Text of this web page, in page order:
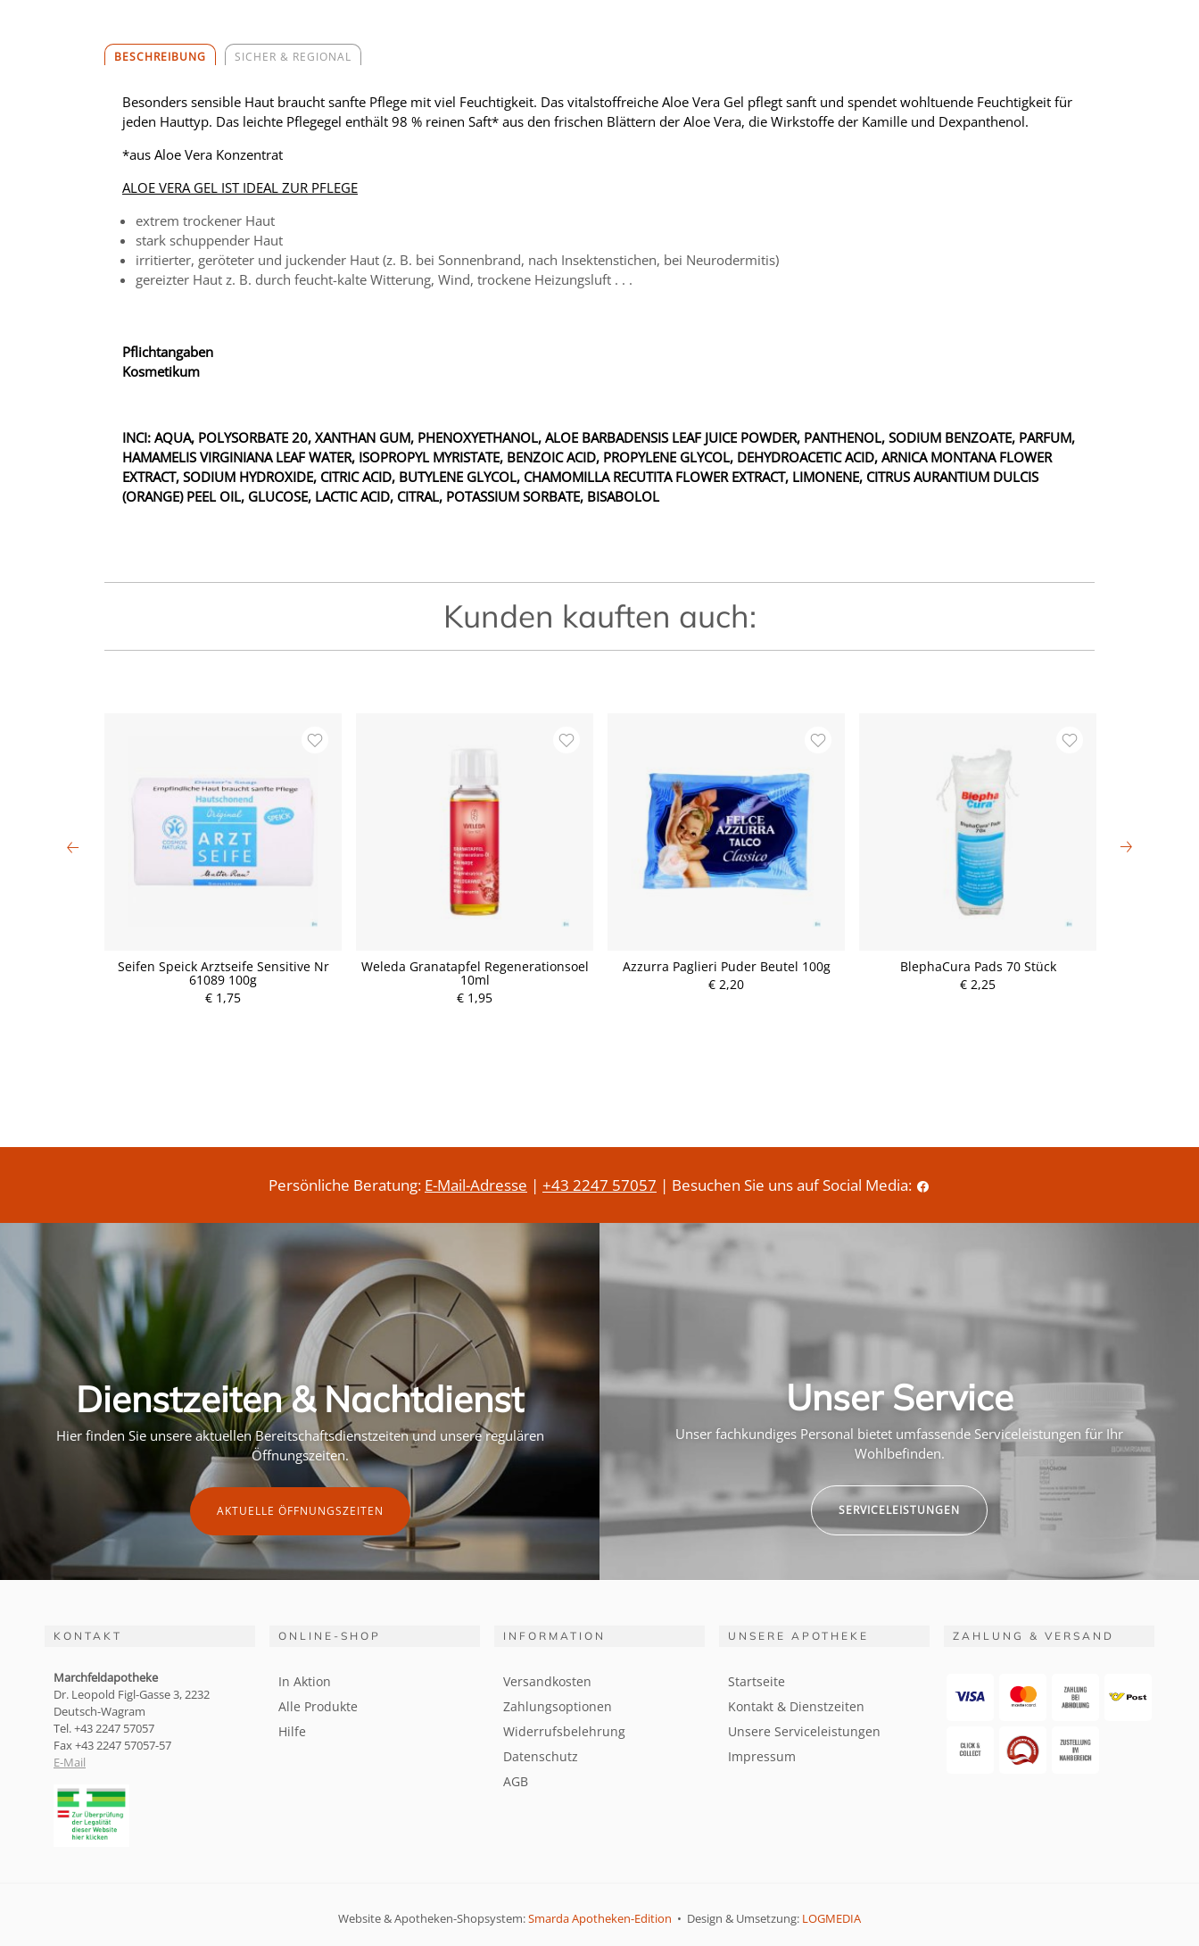
BESCHREIBUNG SICHER & REGIONAL
Besonders sensible Haut braucht sanfte Pflege mit viel Feuchtigkeit. Das vitalstoffreiche Aloe Vera Gel pflegt sanft und spendet wohltuende Feuchtigkeit für
jeden Hauttyp. Das leichte Pflegegel enthält 98 % reinen Saft* aus den frischen Blättern der Aloe Vera, die Wirkstoffe der Kamille und Dexpanthenol.
*aus Aloe Vera Konzentrat
ALOE VERA GEL IST IDEAL ZUR PFLEGE
extrem trockener Haut
stark schuppender Haut
irritierter, geröteter und juckender Haut (z. B. bei Sonnenbrand, nach Insektenstichen, bei Neurodermitis)
gereizter Haut z. B. durch feucht-kalte Witterung, Wind, trockene Heizungsluft . . .
Pflichtangaben
Kosmetikum
INCI: AQUA, POLYSORBATE 20, XANTHAN GUM, PHENOXYETHANOL, ALOE BARBADENSIS LEAF JUICE POWDER, PANTHENOL, SODIUM BENZOATE, PARFUM,
HAMAMELIS VIRGINIANA LEAF WATER, ISOPROPYL MYRISTATE, BENZOIC ACID, PROPYLENE GLYCOL, DEHYDROACETIC ACID, ARNICA MONTANA FLOWER
EXTRACT, SODIUM HYDROXIDE, CITRIC ACID, BUTYLENE GLYCOL, CHAMOMILLA RECUTITA FLOWER EXTRACT, LIMONENE, CITRUS AURANTIUM DULCIS
(ORANGE) PEEL OIL, GLUCOSE, LACTIC ACID, CITRAL, POTASSIUM SORBATE, BISABOLOL
Kunden kauften auch:
Seifen Speick Arztseife Sensitive Nr
61089 100g
€ 1,75
Weleda Granatapfel Regenerationsoel
10ml
€ 1,95
Azzurra Paglieri Puder Beutel 100g
€ 2,20
BlephaCura Pads 70 Stück
€ 2,25
P
r P
P P
Persönliche Beratung: E-Mail-Adresse | +43 2247 57057 | Besuchen Sie uns auf Social Media:
Dienstzeiten & Nachtdienst
Hier finden Sie unsere aktuellen Bereitschaftsdienstzeiten und unsere regulären
Öffnungszeiten.
AKTUELLE ÖFFNUNGSZEITEN
Unser Service
Unser fachkundiges Personal bietet umfassende Serviceleistungen für Ihr
Wohlbefinden.
SERVICELEISTUNGEN
KONTAKT
Marchfeldapotheke
Dr. Leopold Figl-Gasse 3, 2232
Deutsch-Wagram
Tel. +43 2247 57057
Fax +43 2247 57057-57
E-Mail
ONLINE-SHOP
In Aktion
Alle Produkte
Hilfe
INFORMATION
Versandkosten
Zahlungsoptionen
Widerrufsbelehrung
Datenschutz
AGB
UNSERE APOTHEKE
Startseite
Kontakt & Dienstzeiten
Unsere Serviceleistungen
Impressum
ZAHLUNG & VERSAND
Website & Apotheken-Shopsystem:Smarda Apotheken-Edition • Design & Umsetzung: LOGMEDIA